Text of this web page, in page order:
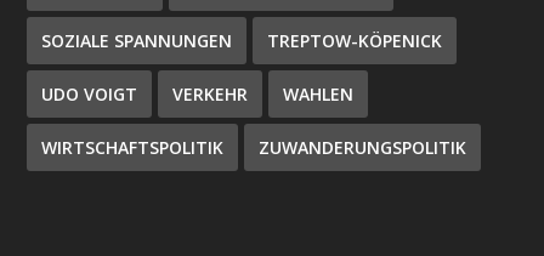
SOZIALE SPANNUNGEN TREPTOW-KÖPENICK
UDO VOIGT VERKEHR WAHLEN
WIRTSCHAFTSPOLITIK ZUWANDERUNGSPOLITIK